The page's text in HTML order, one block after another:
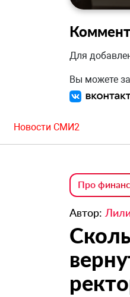
Для
Вы можете
Новости СМИ2
Про
Автор: